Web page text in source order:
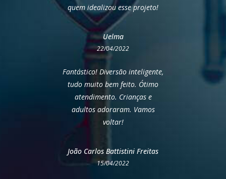
quem idealizou esse projeto!
Uelma
22/04/2022
Fantástico! Diversão inteligente,
tudo muito bem feito. Ótimo
atendimento. Crianças e
adultos adoraram. Vamos
voltar!
João Carlos Battistini Freitas
15/04/2022